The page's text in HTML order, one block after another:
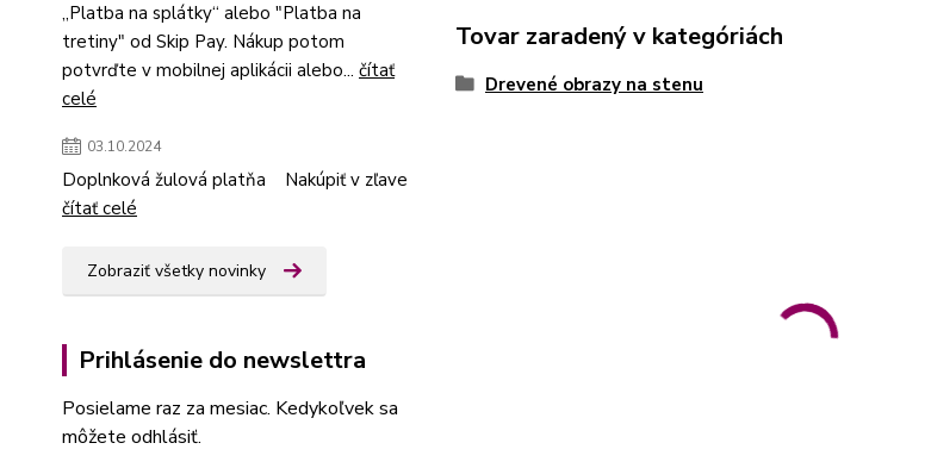
„Platba na splátky“ alebo "Platba na
tretiny" od Skip Pay. Nákup potom
potvrďte v mobilnej aplikácii alebo... čítať
celé
03.10.2024
Doplnková žulová platňa Nakúpiť v zľave
čítať celé
Zobraziť všetky novinky
Prihlásenie do newslettra
Posielame raz za mesiac. Kedykoľvek sa
môžete odhlásiť.
Tovar zaradený v kategóriách
Drevené obrazy na stenu